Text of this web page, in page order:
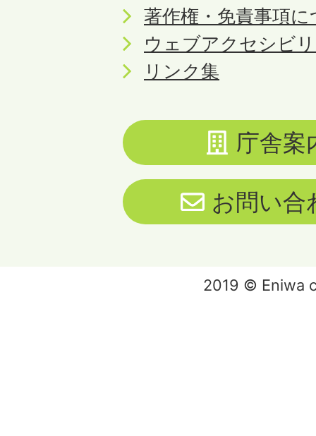
著作権・免責事項
ウェブアクセシビ
リンク集
庁舎案
お問い合
2019 © Eniwa